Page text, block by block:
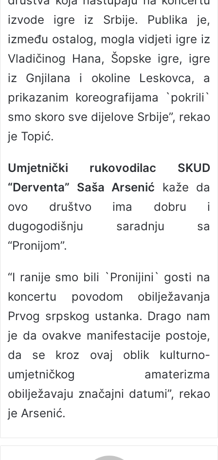
izvode igre iz Srbije. Publika je,
između ostalog, mogla vidjeti igre iz
Vladičinog Hana, Šopske igre, igre
iz Gnjilana i okoline Leskovca, a
prikazanim koreografijama `pokrili`
smo skoro sve dijelove Srbije”, rekao
je Topić.
Umjetnički rukovodilac SKUD
“Derventa” Saša Arsenić kaže da
ovo društvo ima dobru i
dugogodišnju saradnju sa
“Pronijom”.
“I ranije smo bili `Pronijini` gosti na
koncertu povodom obilježavanja
Prvog srpskog ustanka. Drago nam
je da ovakve manifestacije postoje,
da se kroz ovaj oblik kulturno-
umjetničkog amaterizma
obilježavaju značajni datumi”, rekao
je Arsenić.